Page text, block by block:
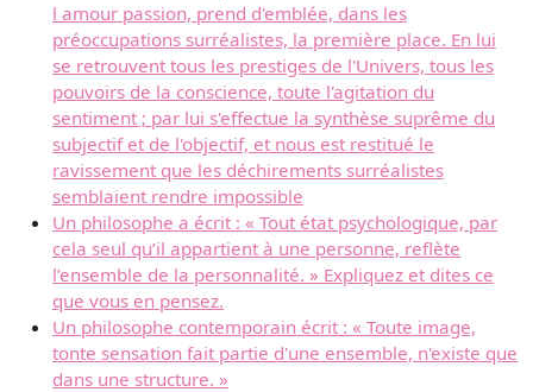
l amour passion, prend d'emblée, dans les
préoccupations surréalistes, la première place. En lui
se retrouvent tous les prestiges de l'Univers, tous les
pouvoirs de la conscience, toute l'agitation du
sentiment ; par lui s'effectue la synthèse suprême du
subjectif et de l'objectif, et nous est restitué le
ravissement que les déchirements surréalistes
semblaient rendre impossible
Un philosophe a écrit : « Tout état psychologique, par
cela seul qu’il appartient à une personne, reflète
l’ensemble de la personnalité. » Expliquez et dites ce
que vous en pensez.
Un philosophe contemporain écrit : « Toute image,
tonte sensation fait partie d'une ensemble, n'existe que
dans une structure. »